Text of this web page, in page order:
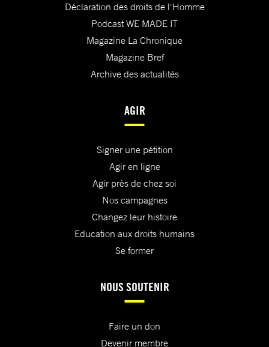
Déclaration des droits de l'Homme
Podcast WE MADE IT
Magazine La Chronique
Magazine Bref
Archive des actualités
AGIR
Signer une pétition
Agir en ligne
Agir près de chez soi
Nos campagnes
Changez leur histoire
Education aux droits humains
Se former
NOUS SOUTENIR
Faire un don
Devenir membre